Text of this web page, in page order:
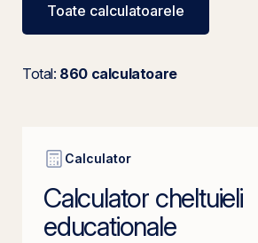
Toate calculatoarele
Total: 860 calculatoare
Calculator
Calculator cheltuieli
educationale